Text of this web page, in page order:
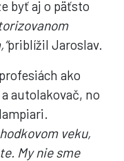
byť aj o päťsto
priblížil Jaroslav.
ako
autolakovač, no
veku,
My nie sme